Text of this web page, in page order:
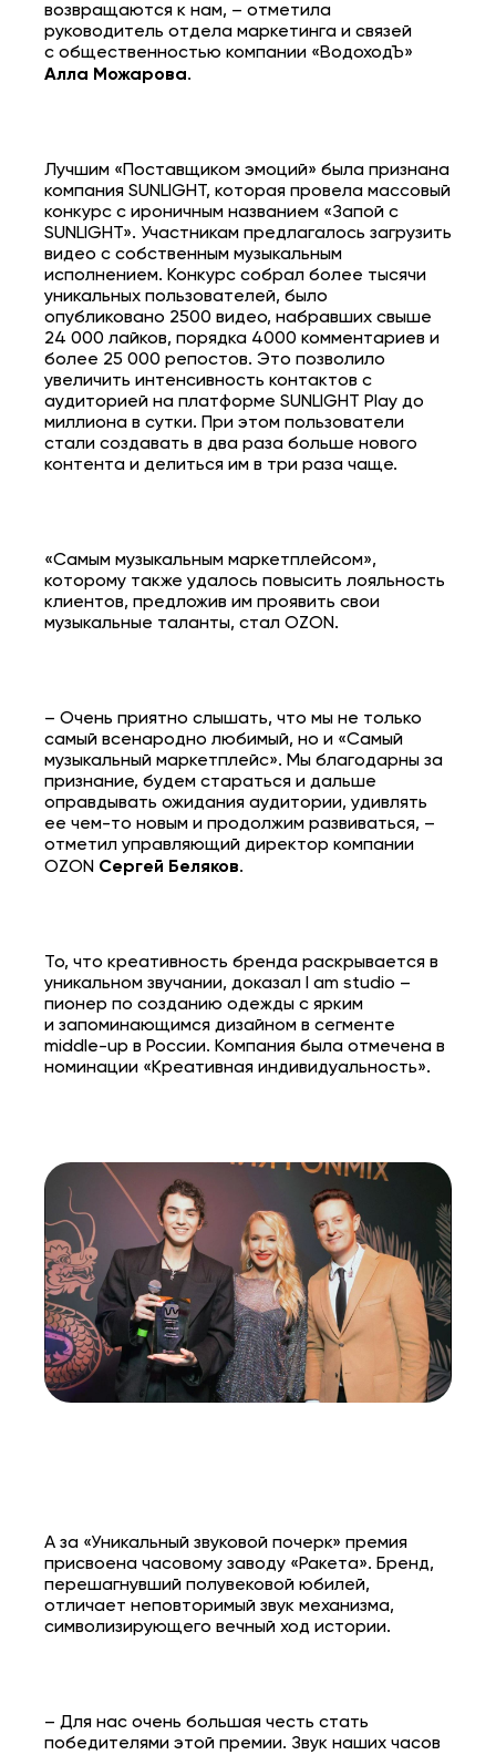
возвращаются к нам, – отметила
руководитель отдела маркетинга и связей
с общественностью компании «ВодоходЪ»
Алла Можарова.
Лучшим «Поставщиком эмоций» была признана
компания SUNLIGHT, которая провела массовый
конкурс с ироничным названием «Запой с
SUNLIGHT». Участникам предлагалось загрузить
видео с собственным музыкальным
исполнением. Конкурс собрал более тысячи
уникальных пользователей, было
опубликовано 2500 видео, набравших свыше
24 000 лайков, порядка 4000 комментариев и
более 25 000 репостов. Это позволило
увеличить интенсивность контактов с
аудиторией на платформе SUNLIGHT Play до
миллиона в сутки. При этом пользователи
стали создавать в два раза больше нового
контента и делиться им в три раза чаще.
«Самым музыкальным маркетплейсом»,
которому также удалось повысить лояльность
клиентов, предложив им проявить свои
музыкальные таланты, стал OZON.
– Очень приятно слышать, что мы не только
самый всенародно любимый, но и «Самый
музыкальный маркетплейс». Мы благодарны за
признание, будем стараться и дальше
оправдывать ожидания аудитории, удивлять
ее чем-то новым и продолжим развиваться, –
отметил управляющий директор компании
OZON Сергей Беляков.
То, что креативность бренда раскрывается в
уникальном звучании, доказал I am studio –
пионер по созданию одежды с ярким
и запоминающимся дизайном в сегменте
middle-up в России. Компания была отмечена в
номинации «Креативная индивидуальность».
А за «Уникальный звуковой почерк» премия
присвоена часовому заводу «Ракета». Бренд,
перешагнувший полувековой юбилей,
отличает неповторимый звук механизма,
символизирующего вечный ход истории.
– Для нас очень большая честь стать
победителями этой премии. Звук наших часов